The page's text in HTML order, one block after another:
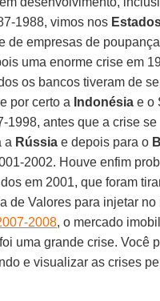
1988, vimos nos
de empresas de
uma enorme crise em
os bancos tiveram de
por certo a Indonésia e o
1998, antes que a crise se
a Rússia e depois para o
2002. Houve enfim
em 2001, que foram
de Valores para injetar no
2008, o mercado
uma grande crise. Você
e visualizar as crises